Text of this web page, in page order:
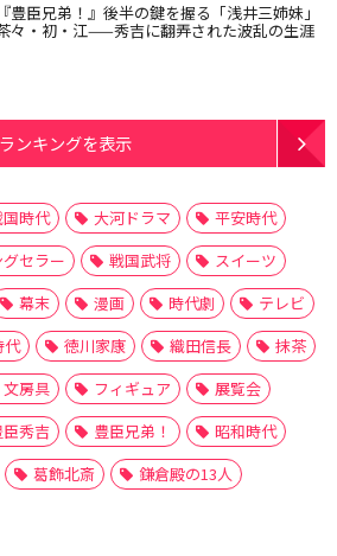
『豊臣兄弟！』後半の鍵を握る「浅井三姉妹」
々・初・江——秀吉に翻弄された波乱の生涯
ランキングを表示
時代 大河ドラマ
平安時代
セラー 戦国武将
スイーツ
幕末 漫画 時代劇
テレビ
代 徳川家康 織田信長
抹茶
文房具 フィギュア
展覧会
臣秀吉 豊臣兄弟！
昭和時代
葛飾北斎 鎌倉殿の13人